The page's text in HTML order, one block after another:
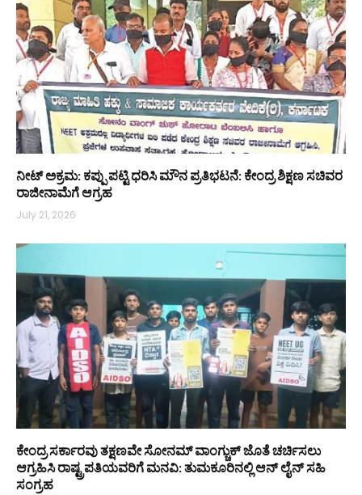
ನೀಟ್ ಅಕ್ರಮ: ಕಪ್ಪು ಪಟ್ಟಿ ಧರಿಸಿ ಮೌನ ಪ್ರತಿಭಟನೆ: ಕೇಂದ್ರ ಶಿಕ್ಷಣ ಸಚಿವರ
ರಾಜೀನಾಮೆಗೆ ಆಗ್ರಹ
July 21, 2026
ಕೇಂದ್ರ ಸರ್ಕಾರವು ತಕ್ಷಣವೇ ಸೋನಮ್ ವಾಂಗ್ಚುಕ್ ಜೊತೆ ಚರ್ಚಿಸಲು
ಆಗ್ರಹಿಸಿ ರಾಷ್ಟ್ರಪತಿಯವರಿಗೆ ಮನವಿ: ತುಮಕೂರಿನಲ್ಲಿ ಆನ್‌ ಲೈನ್ ಸಹಿ
ಸಂಗ್ರಹ